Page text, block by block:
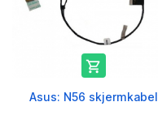

Asus: N56 skjermkabel